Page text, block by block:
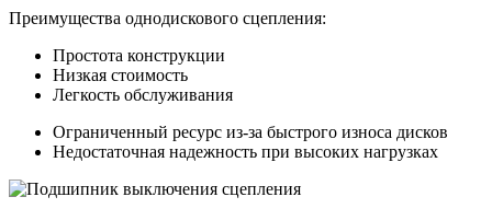
Преимущества однодискового сцепления:
Простота конструкции
Низкая стоимость
Легкость обслуживания
Ограниченный ресурс из-за быстрого износа дисков
Недостаточная надежность при высоких нагрузках